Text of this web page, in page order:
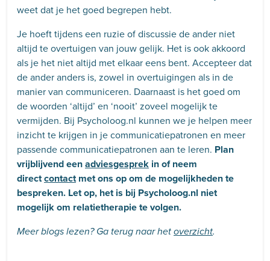
weet dat je het goed begrepen hebt.
Je hoeft tijdens een ruzie of discussie de ander niet
altijd te overtuigen van jouw gelijk. Het is ook akkoord
als je het niet altijd met elkaar eens bent. Accepteer dat
de ander anders is, zowel in overtuigingen als in de
manier van communiceren. Daarnaast is het goed om
de woorden ‘altijd’ en ‘nooit’ zoveel mogelijk te
vermijden. Bij Psycholoog.nl kunnen we je helpen meer
inzicht te krijgen in je communicatiepatronen en meer
passende communicatiepatronen aan te leren. Plan
vrijblijvend eenadviesgesprek in of neem
directcontactmet ons op om de mogelijkheden te
bespreken. Let op, het is bij Psycholoog.nl niet
mogelijk om relatietherapie te volgen.
Meer blogs lezen? Ga terug naar het overzicht.